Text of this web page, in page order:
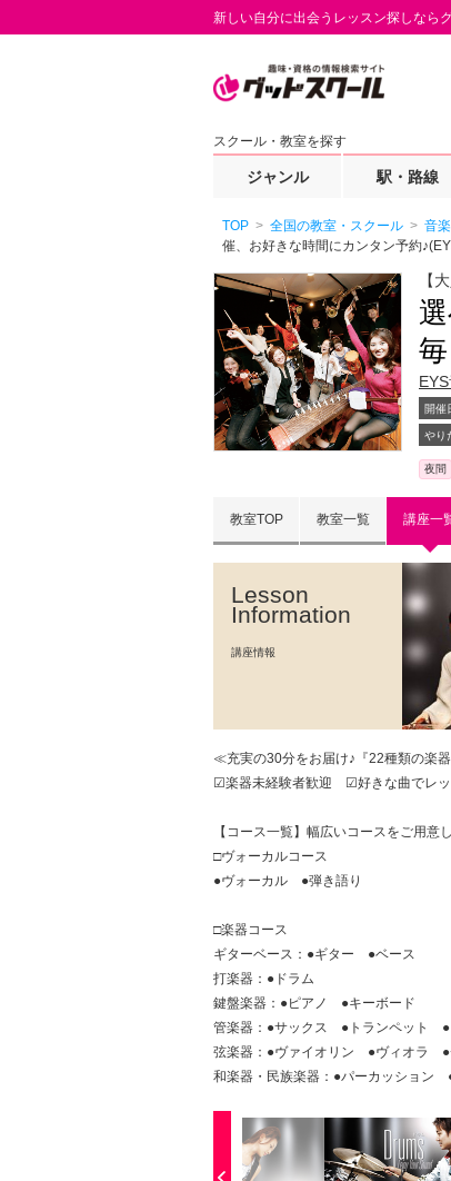
新しい自分に出会うレッスン探しなら
スクール・教室を探す
ジャンル 駅・路線
TOP 全国の教室・スクール 音
催、お好きな時間にカンタン予約
【
開催
やり
夜間
教室TOP 教室一覧 講座一
Lesson
Information
講座情報
≪充実の30分をお届け♪『22種類の楽
☑楽器未経験者歓迎 ☑好きな曲でレ
【コース一覧】幅広いコースをご用意
□ヴォーカルコース
●ヴォーカル ●弾き語り
□楽器コース
ギターベース：●ギター ●ベース
打楽器：●ドラム
鍵盤楽器：●ピアノ ●キーボード
管楽器：●サックス ●トランペット
弦楽器：●ヴァイオリン ●ヴィオラ
和楽器・民族楽器：●パーカッショ